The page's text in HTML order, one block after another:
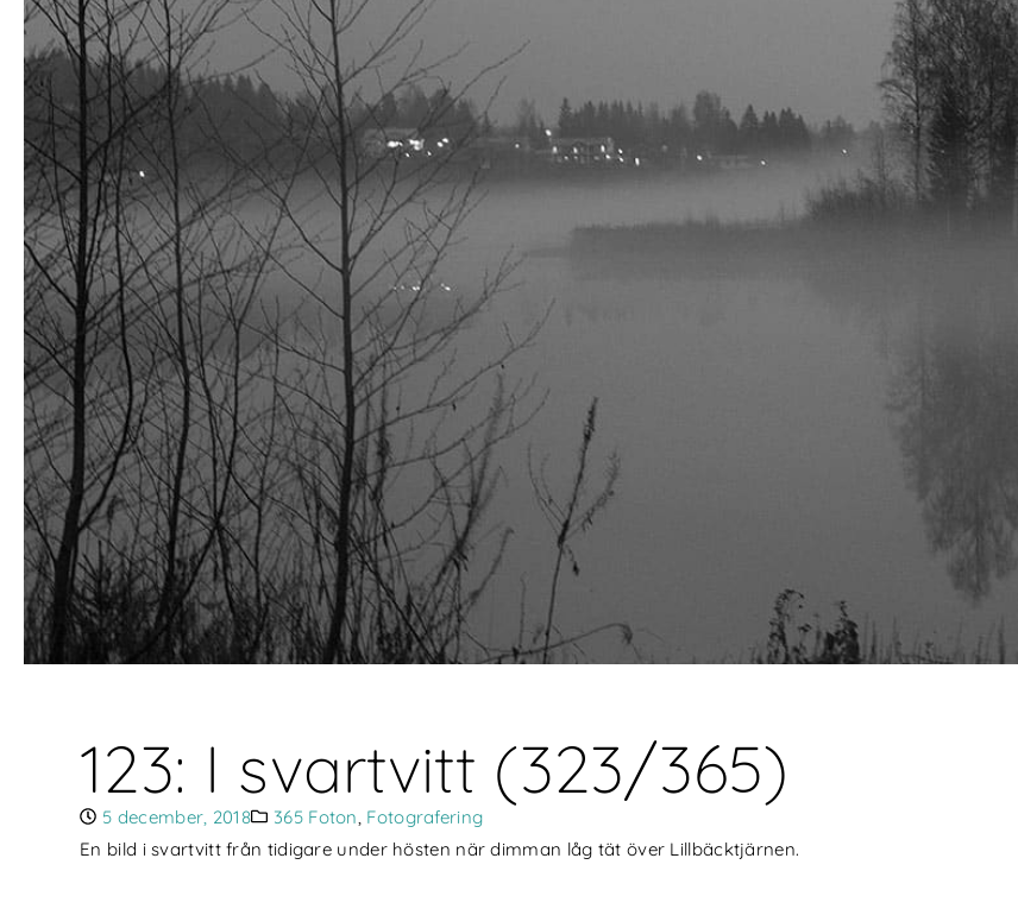
123: I svartvitt (323/365)
5 december, 2018 365 Foton, Fotografering
En bild i svartvitt från tidigare under hösten när dimman låg tät över Lillbäcktjärnen.